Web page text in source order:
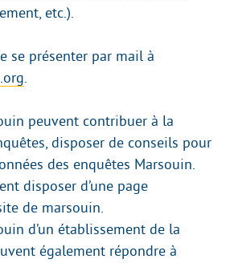
etc.).
se présenter par mail à
peuvent contribuer à la
disposer de conseils pour
des enquêtes Marsouin.
disposer d’une page
de marsouin.
d’un établissement de la
également répondre à